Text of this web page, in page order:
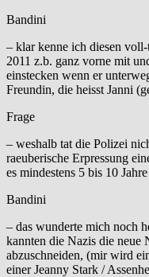
Bandini
– klar kenne ich diesen
2011 z.b. ganz vorne mit
einstecken wenn er
Freundin, die heisst Janni
Frage
– weshalb tat die Polizei
raeuberische Erpressung
es mindestens 5 bis 10
Bandini
– das wunderte mich noch
kannten die Nazis die neue
abzuschneiden, (mir wird
einer Jeanny Stark /